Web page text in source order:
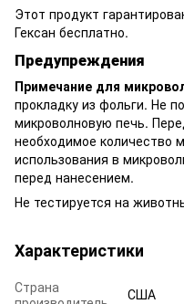
Этот продукт
Гексан бесплатно.
Предупреждения
Примечание для
прокладку из фольги. Не
микроволновую печь.
необходимое количество
использования в
перед нанесением.
Не тестируется на
Характеристики
Страна
США